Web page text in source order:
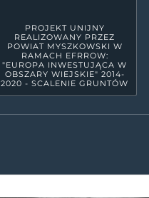
PROJEKT UNIJNY
REALIZOWANY PRZEZ
POWIAT MYSZKOWSKI W
RAMACH EFRROW:
"EUROPA INWESTUJĄCA W
OBSZARY WIEJSKIE" 2014-
2020 - SCALENIE GRUNTÓW